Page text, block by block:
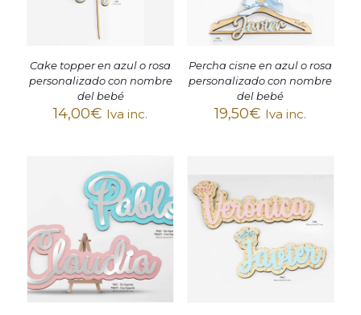
Cake topper en azul o rosa
personalizado con nombre
del bebé
14,00€ Iva inc.
Percha cisne en azul o rosa
personalizado con nombre
del bebé
19,50€ Iva inc.